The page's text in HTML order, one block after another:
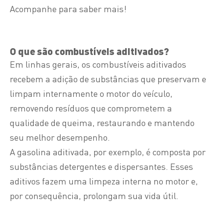
Acompanhe para saber mais!
O que são combustíveis aditivados?
Em linhas gerais, os combustíveis aditivados
recebem a adição de substâncias que preservam e
limpam internamente o motor do veículo,
removendo resíduos que comprometem a
qualidade de queima, restaurando e mantendo
seu melhor desempenho.
A gasolina aditivada, por exemplo, é composta por
substâncias detergentes e dispersantes. Esses
aditivos fazem uma limpeza interna no motor e,
por consequência, prolongam sua vida útil.